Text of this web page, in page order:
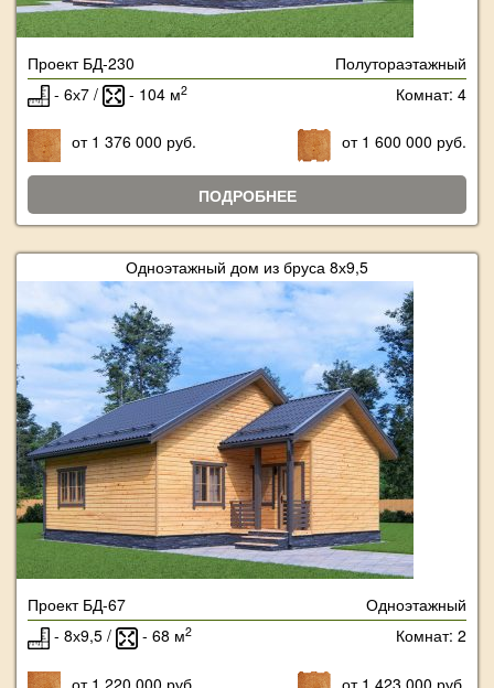
Проект БД-230
Полутораэтажный
- 6х7 /
- 104 м2 Комнат: 4
от 1 376 000 руб. от 1 600 000 руб.
ПОДРОБНЕЕ
Одноэтажный дом из бруса 8х9,5
Проект БД-67
Одноэтажный
- 8х9,5 /
- 68 м2 Комнат: 2
от 1 220 000 руб. от 1 423 000 руб.